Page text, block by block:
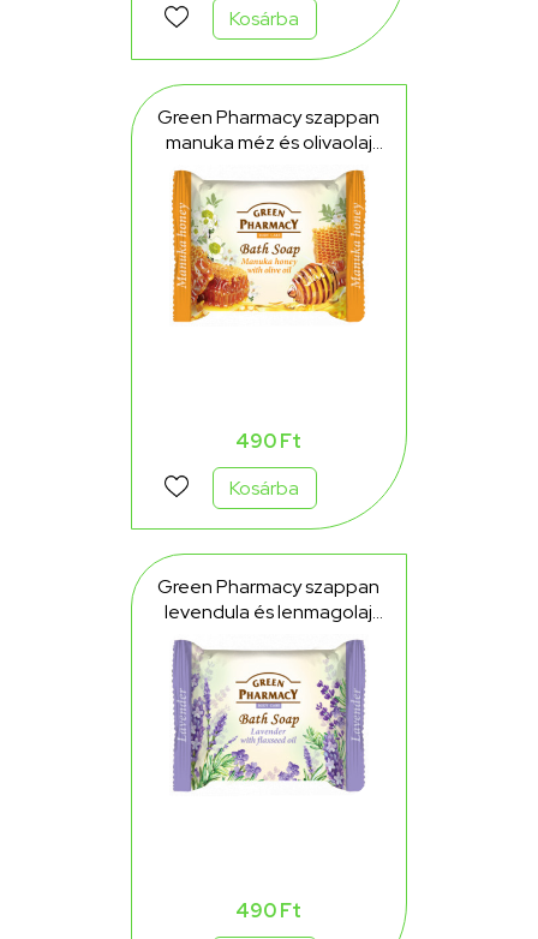
Kosárba
Green Pharmacy szappan
manuka méz és olivaolaj
tartalommal 100 g
490 Ft
Kosárba
Green Pharmacy szappan
levendula és lenmagolaj
tartalommal 100 g
490 Ft